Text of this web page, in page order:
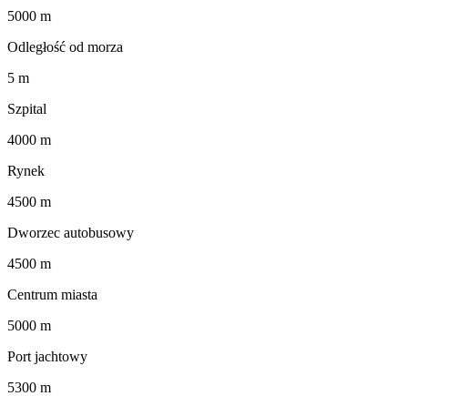
5000 m
Odległość od morza
5 m
Szpital
4000 m
Rynek
4500 m
Dworzec autobusowy
4500 m
Centrum miasta
5000 m
Port jachtowy
5300 m